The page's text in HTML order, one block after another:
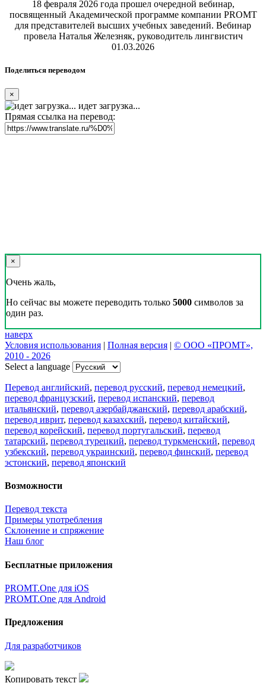
18 февраля 2026 года прошел очередной вебинар,
посвященный Академической программе компании PROMT
для представителей высших учебных заведений. Вебинар
провела Наталья Железняк, руководитель лингвистич
01.03.2026
Поделиться переводом
×
идет загрузка...
Прямая ссылка на перевод:
×
Очень жаль,
Но сейчас вы можете переводить только 5000 символов за
один раз.
наверх
Условия использования | Полная версия | © ООО «ПРОМТ»,
2010 - 2026
Select a language
Перевод английский, перевод русский, перевод немецкий,
перевод французский, перевод испанский, перевод
итальянский, перевод азербайджанский, перевод арабский,
перевод иврит, перевод казахский, перевод китайский,
перевод корейский, перевод португальский, перевод
татарский, перевод турецкий, перевод туркменский, перевод
узбекский, перевод украинский, перевод финский, перевод
эстонский, перевод японский
Возможности
Перевод текста
Примеры употребления
Склонение и спряжение
Наш блог
Бесплатные приложения
PROMT.One для iOS
PROMT.One для Android
Предложения
Для разработчиков
Копировать текст